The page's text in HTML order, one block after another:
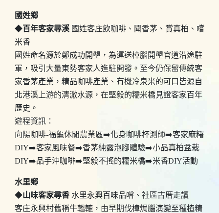
國姓鄉
◆百年客家尋溪 國姓客庄飲咖啡、聞香茅、賞真柏、嚐
米香
國姓命名源於鄭成功開墾，為運送樟腦開墾官道沿途駐
軍，吸引大量東勢客家人進駐開發。至今仍保留傳統客
家香茅產業，精品咖啡產業、有機冷泉米的可口皆源自
北港溪上游的清澈水源，在堅毅的糯米橋見證客家百年
歷史。
遊程資訊：
向陽咖啡-福龜休閒農業區➡️化身咖啡杯測師➡️客家麻糬
DIY➡️客家風味餐➡️香茅純露泡腳體驗➡️小品真柏盆栽
DIY➡️品手沖咖啡➡️堅毅不搖的糯米橋➡️米香DIY活動
水里鄉
◆山味客家尋香 水里永興百味品嚐、社區古厝走讀
客庄永興村舊稱牛轀轆，由早期伐樟焗腦演變至種植精